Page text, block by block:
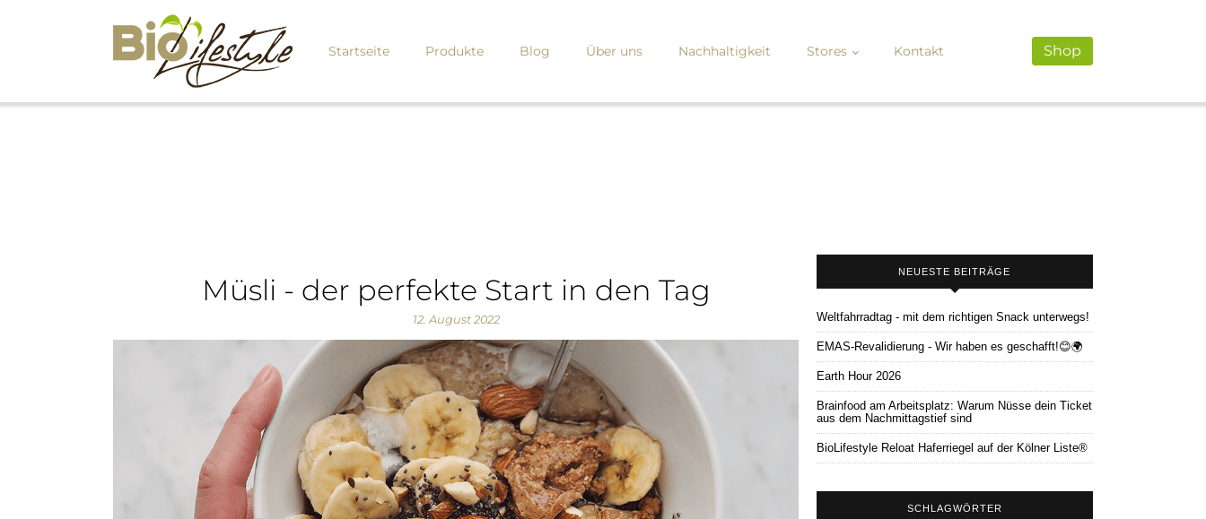
Startseite Produkte Blog Über uns Nachhaltigkeit Stores Kontakt Shop
Müsli - der perfekte Start in den Tag
12. August 2022
NEUESTE BEITRÄGE
Weltfahrradtag - mit dem richtigen Snack unterwegs!
EMAS-Revalidierung - Wir haben es geschafft!😊🌍
Earth Hour 2026
Brainfood am Arbeitsplatz: Warum Nüsse dein Ticket
aus dem Nachmittagstief sind
BioLifestyle Reloat Haferriegel auf der Kölner Liste®
SCHLAGWÖRTER